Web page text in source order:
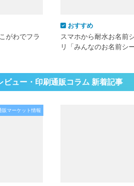
がわでフラ
おすすめ
スマホから耐水お名前
リ「みんなのお名前シ
ビュー・印刷通販コラム 新着記事
販マーケット情報